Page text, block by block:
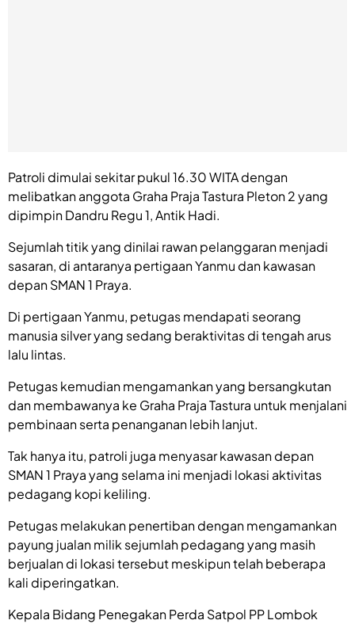
Patroli dimulai sekitar pukul 16.30 WITA dengan
melibatkan anggota Graha Praja Tastura Pleton 2 yang
dipimpin Dandru Regu 1, Antik Hadi.
Sejumlah titik yang dinilai rawan pelanggaran menjadi
sasaran, di antaranya pertigaan Yanmu dan kawasan
depan SMAN 1 Praya.
Di pertigaan Yanmu, petugas mendapati seorang
manusia silver yang sedang beraktivitas di tengah arus
lalu lintas.
Petugas kemudian mengamankan yang bersangkutan
dan membawanya ke Graha Praja Tastura untuk menjalani
pembinaan serta penanganan lebih lanjut.
Tak hanya itu, patroli juga menyasar kawasan depan
SMAN 1 Praya yang selama ini menjadi lokasi aktivitas
pedagang kopi keliling.
Petugas melakukan penertiban dengan mengamankan
payung jualan milik sejumlah pedagang yang masih
berjualan di lokasi tersebut meskipun telah beberapa
kali diperingatkan.
Kepala Bidang Penegakan Perda Satpol PP Lombok